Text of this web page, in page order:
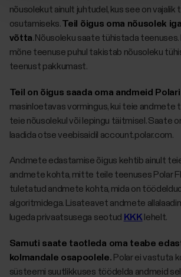
nõusolekut ainult juhtudel, kus see on vajalik
osutamiseks.Teil õigus oma nõusolek
võtta. Nõusoleku saate tühistada
mõne teenuse puhul takistab nõusoleku
teenust pakkumast.
Teil on õigus saada oma andmeid
masinloetavas vormingus, kui teie andmete
teie nõusolekul või lepingu täitmisel. Saate
laadida otse veebisaidil account.polar.com.
Andmete edastamise õigus kehtib ainult
andmete kohta, mitte teile teenuses Polar
tuletatud andmete kohta, mida on
algoritmidega. Lisateavet andmete
lugeda privaatsusega seotud KKK lehelt.
Samuti saate taotleda oma teabe
kolmandale osapoolele. Polar ei vastuta
süsteemi suutlikkuses töödelda andmeid